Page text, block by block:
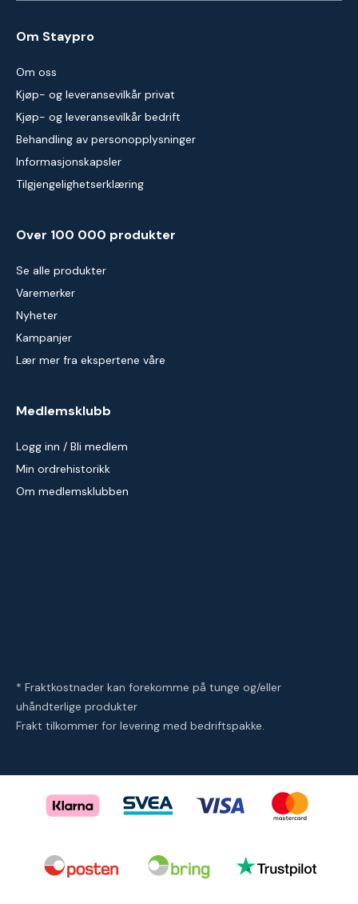
Om Staypro
Om oss
Kjøp- og leveransevilkår privat
Kjøp- og leveransevilkår bedrift
Behandling av personopplysninger
Informasjonskapsler
Tilgjengelighetserklæring
Over 100 000 produkter
Se alle produkter
Varemerker
Nyheter
Kampanjer
Lær mer fra ekspertene våre
Medlemsklubb
Logg inn / Bli medlem
Min ordrehistorikk
Om medlemsklubben
* Fraktkostnader kan forekomme på tunge og/eller
uhåndterlige produkter
Frakt tilkommer for levering med bedriftspakke.